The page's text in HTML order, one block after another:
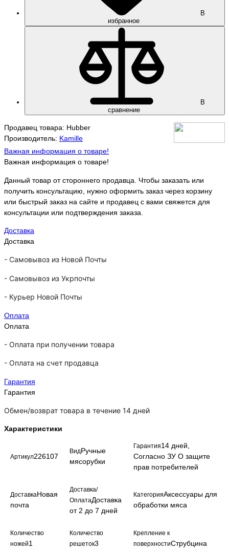
В
избранное
В
сравнение
Продавец товара: Hubber
Производитель: Kamille
Важная информация о товаре!
Важная информация о товаре!
Данный товар от стороннего продавца. Чтобы заказать или
получить консультацию, нужно оформить заказ через корзину
или быстрый заказ на сайте и продавец с вами свяжется для
консультации или подтверждения заказа.
Доставка
Доставка
- Самовывоз из Новой Почты
- Самовывоз из Укрпочты
- Курьер Новой Почты
Оплата
Оплата
- Оплата при получении товара
- Оплата на счет продавца
Гарантия
Гарантия
Обмен/возврат товара в течение 14 дней
Характеристики
Артикул226107
ВидРучные
мясорубки
Гарантия14 дней,
Согласно ЗУ О защите
прав потребителей
ДоставкаНовая
почта
Доставка/
ОплатаДоставка
от 2 до 7 дней
КатегорияАксессуары для
обработки мяса
Количество
ножей1
Количество
решеток3
Крепление к
поверхностиСтрубцина